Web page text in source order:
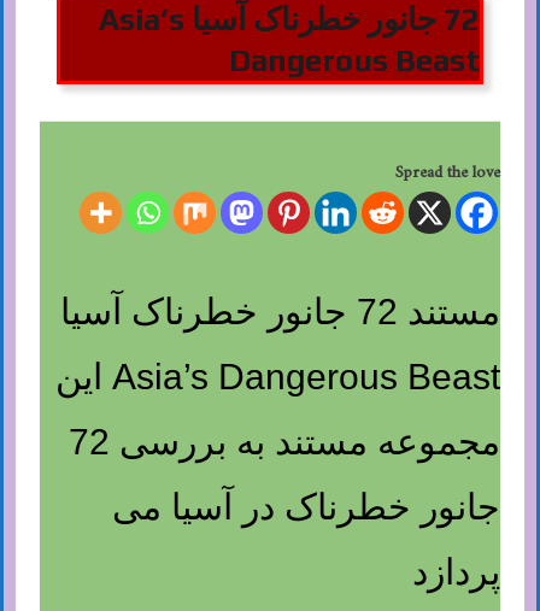
72 جانور خطرناک آسیا Asia’s
Dangerous Beast
Spread the love
مستند 72 جانور خطرناک آسیا
Asia’s Dangerous Beast این
مجموعه مستند به بررسی 72
جانور خطرناک در آسیا می
پردازد